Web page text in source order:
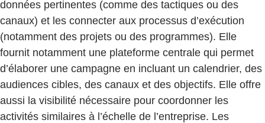
données pertinentes (comme des tactiques ou des
canaux) et les connecter aux processus d’exécution
(notamment des projets ou des programmes). Elle
fournit notamment une plateforme centrale qui permet
d’élaborer une campagne en incluant un calendrier, des
audiences cibles, des canaux et des objectifs. Elle offre
aussi la visibilité nécessaire pour coordonner les
activités similaires à l’échelle de l’entreprise. Les